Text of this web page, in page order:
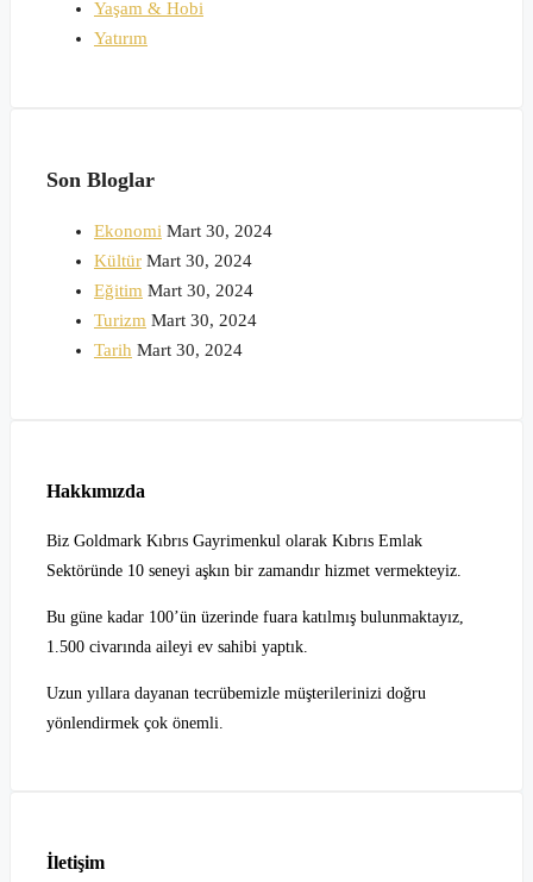
Yaşam & Hobi
Yatırım
Son Bloglar
Ekonomi Mart 30, 2024
Kültür Mart 30, 2024
Eğitim Mart 30, 2024
Turizm Mart 30, 2024
Tarih Mart 30, 2024
Hakkımızda
Biz Goldmark Kıbrıs Gayrimenkul olarak Kıbrıs Emlak
Sektöründe 10 seneyi aşkın bir zamandır hizmet vermekteyiz.
Bu güne kadar 100’ün üzerinde fuara katılmış bulunmaktayız,
1.500 civarında aileyi ev sahibi yaptık.
Uzun yıllara dayanan tecrübemizle müşterilerinizi doğru
yönlendirmek çok önemli.
İletişim